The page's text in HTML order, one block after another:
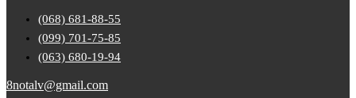
(068) 681-88-55
(099) 701-75-85
(063) 680-19-94
8notalv@gmail.com